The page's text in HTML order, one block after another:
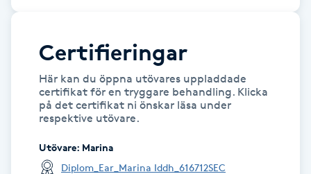
L
Laserbehandling
Lashlift Keratin
LED-ljusterapi
Liktornar
Certifieringar
Här kan du öppna utövares uppladdade
certifikat för en tryggare behandling. Klicka
på det certifikat ni önskar läsa under
respektive utövare.
Utövare: Marina
Diplom_Ear_Marina Iddh_616712SEC